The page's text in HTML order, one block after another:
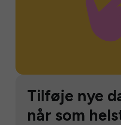
Tilføje nye
når som